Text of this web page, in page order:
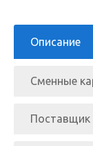
Описание
Сменные
Поставщик